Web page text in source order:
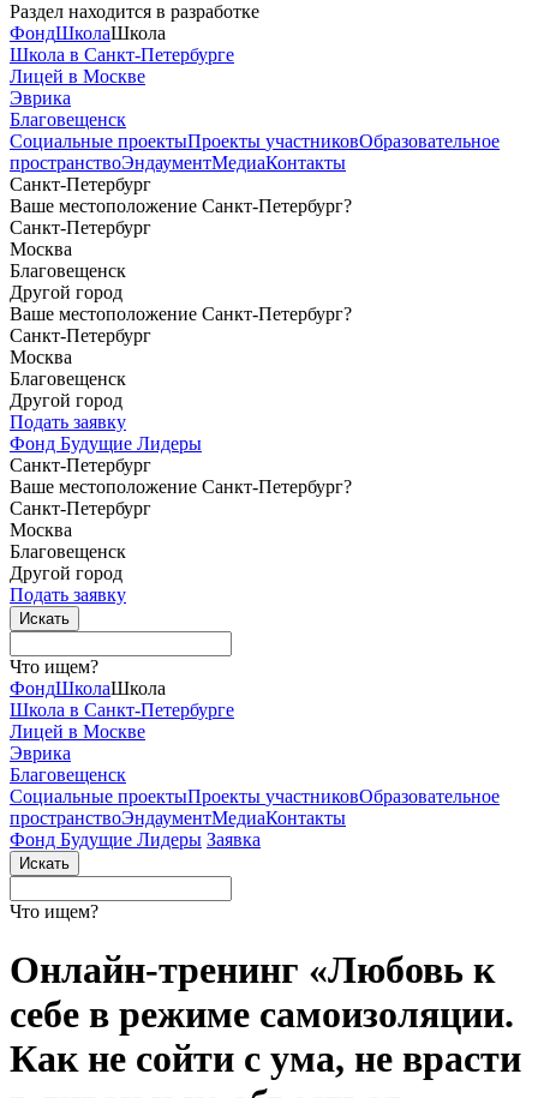
Раздел находится в разработке
ФондШколаШкола
Школа в Санкт-Петербурге
Лицей в Москве
Эврика
Благовещенск
Социальные проектыПроекты участниковОбразовательное
пространствоЭндаументМедиаКонтакты
Санкт-Петербург
Ваше местоположение Санкт-Петербург?
Санкт-Петербург
Москва
Благовещенск
Другой город
Ваше местоположение Санкт-Петербург?
Санкт-Петербург
Москва
Благовещенск
Другой город
Подать заявку
Фонд Будущие Лидеры
Санкт-Петербург
Ваше местоположение Санкт-Петербург?
Санкт-Петербург
Москва
Благовещенск
Другой город
Подать заявку
Что ищем?
ФондШколаШкола
Школа в Санкт-Петербурге
Лицей в Москве
Эврика
Благовещенск
Социальные проектыПроекты участниковОбразовательное
пространствоЭндаументМедиаКонтакты
Фонд Будущие Лидеры Заявка
Что ищем?
Онлайн-тренинг «Любовь к
себе в режиме самоизоляции.
Как не сойти с ума, не врасти